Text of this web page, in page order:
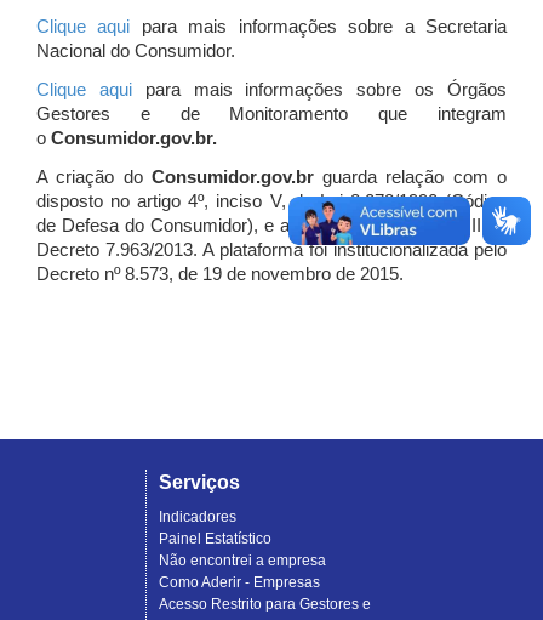
Clique aqui para mais informações sobre a Secretaria
Nacional do Consumidor.
Clique aquipara mais informações sobre os Órgãos
Gestores e de Monitoramento que integram
o Consumidor.gov.br.
A criação do Consumidor.gov.brguarda relação com o
disposto no artigo 4º, inciso V, da Lei 8.078/1990 (Código
de Defesa do Consumidor), e artigo 7º, incisos I, II e III do
Decreto 7.963/2013. A plataforma foi institucionalizada pelo
Decreto nº 8.573, de 19 de novembro de 2015.
Serviços
Indicadores
Painel Estatístico
Não encontrei a empresa
Como Aderir - Empresas
Acesso Restrito para Gestores e